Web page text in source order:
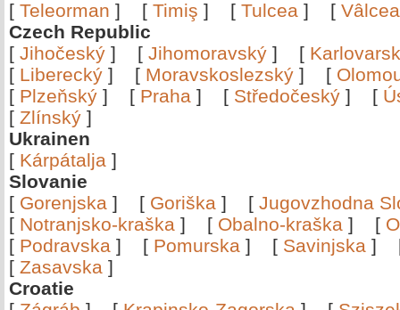
[ Teleorman ] [ Timiş ] [ Tulcea ] [
Czech Republic
[ Jihočeský ] [ Jihomoravský ] [
[ Liberecký ] [ Moravskoslezský ] [
[ Plzeňský ] [ Praha ] [ Středočeský ] [
[ Zlínský ]
Ukrainen
[ Kárpátalja ]
Slovanie
[ Gorenjska ] [ Goriška ] [ Jugovzhodna
[ Notranjsko-kraška ] [ Obalno-kraška ] [
[ Podravska ] [ Pomurska ] [ Savinjska ]
[ Zasavska ]
Croatie